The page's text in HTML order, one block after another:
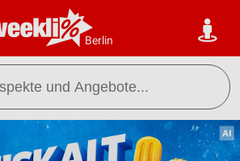
Berlin